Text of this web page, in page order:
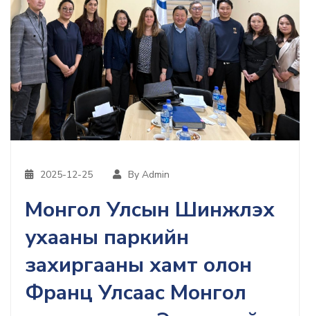
2025-12-25 By Admin
Монгол Улсын Шинжлэх
ухааны паркийн
захиргааны хамт олон
Франц Улсаас Монгол